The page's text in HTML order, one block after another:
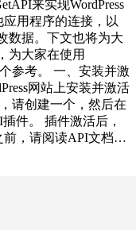
来实现WordPress
用程序的连接，以
数据。下文也将为大
为大家在使用
参考。 一、安装并激
网站上安装并激活
请创建一个，然后在
件。 插件激活后，
前，请阅读API文档…